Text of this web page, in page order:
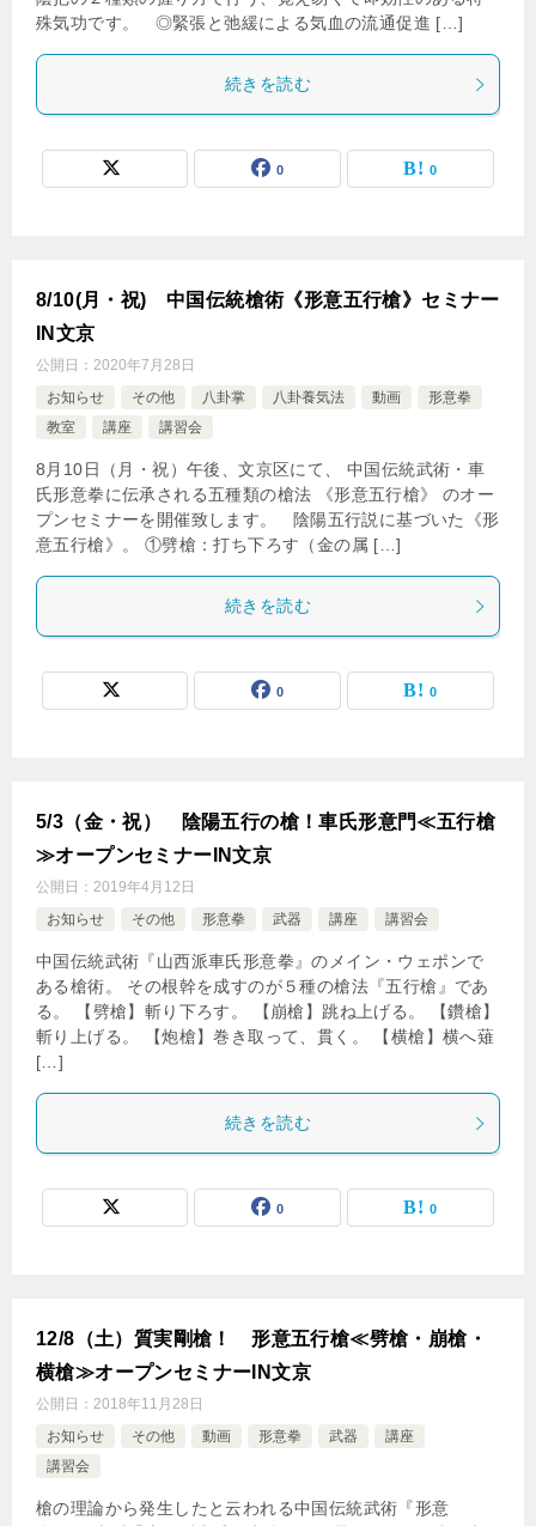
殊気功です。 ◎緊張と弛緩による気血の流通促進 […]
続きを読む
0 0
8/10(月・祝) 中国伝統槍術《形意五行槍》セミナー
IN文京
公開日： 2020年7月28日
お知らせ
その他 八卦掌 八卦養気法 動画
形意拳
教室
講座 講習会
8月10日（月・祝）午後、文京区にて、 中国伝統武術・車
氏形意拳に伝承される五種類の槍法 《形意五行槍》 のオー
プンセミナーを開催致します。 陰陽五行説に基づいた《形
意五行槍》。 ①劈槍：打ち下ろす（金の属 […]
続きを読む
0 0
5/3（金・祝） 陰陽五行の槍！車氏形意門≪五行槍
≫オープンセミナーIN文京
公開日： 2019年4月12日
お知らせ
その他 形意拳 武器 講座 講習会
中国伝統武術『山西派車氏形意拳』のメイン・ウェポンで
ある槍術。 その根幹を成すのが５種の槍法『五行槍』であ
る。 【劈槍】斬り下ろす。 【崩槍】跳ね上げる。 【鑽槍】
斬り上げる。 【炮槍】巻き取って、貫く。 【横槍】横へ薙
[…]
続きを読む
0 0
12/8（土）質実剛槍！ 形意五行槍≪劈槍・崩槍・
横槍≫オープンセミナーIN文京
公開日： 2018年11月28日
お知らせ
その他 動画 形意拳 武器
講座
講習会
槍の理論から発生したと云われる中国伝統武術『形意